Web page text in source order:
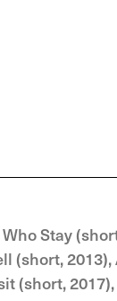
Stay
(short, 2013),
(short,